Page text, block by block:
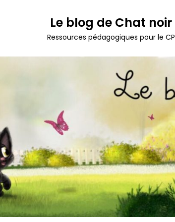
Le blog de Chat noir
Ressources pédagogiques pour le CP